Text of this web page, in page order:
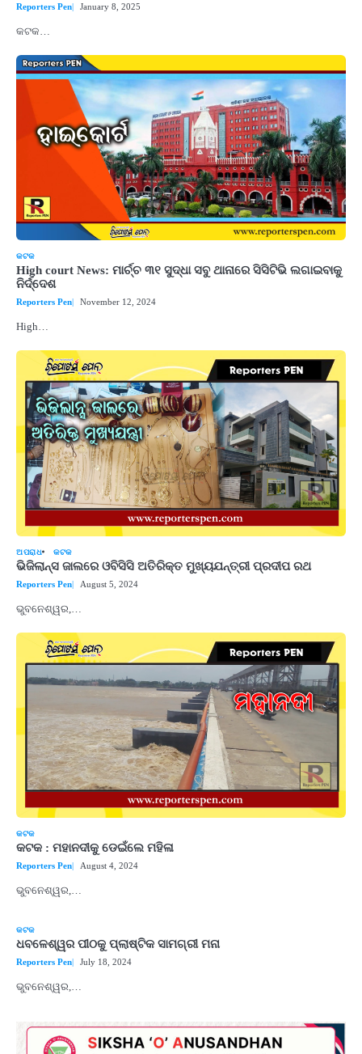
Reporters Pen January 8, 2025
କଟକ…
କଟକ
High court News: ମାର୍ଚ୍ଚ ୩୧ ସୁଦ୍ଧା ସବୁ ଥାନାରେ ସିସିଟିଭି ଲଗାଇବାକୁ
ନିର୍ଦ୍ଦେଶ
Reporters Pen November 12, 2024
High…
ଅପରାଧ କଟକ
ଭିଜିଲାନ୍ସ ଜାଲରେ ଓବିସିସି ଅତିରିକ୍ତ ମୁଖ୍ୟଯନ୍ତ୍ରୀ ପ୍ରଦୀପ ରଥ
Reporters Pen August 5, 2024
ଭୁବନେଶ୍ୱର,…
କଟକ
କଟକ : ମହାନଦୀକୁ ଡେଇଁଲେ ମହିଳା
Reporters Pen August 4, 2024
ଭୁବନେଶ୍ୱର,…
କଟକ
ଧବଳେଶ୍ୱର ପୀଠକୁ ପ୍ଲାଷ୍ଟିକ ସାମଗ୍ରୀ ମନା
Reporters Pen July 18, 2024
ଭୁବନେଶ୍ୱର,…